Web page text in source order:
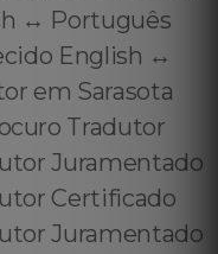
↔️ Português
English ↔️
em Sarasota
Tradutor
Juramentado
Certificado
Juramentado